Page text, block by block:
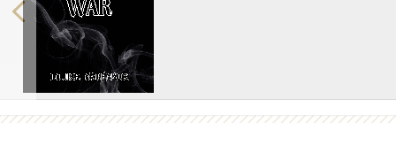
Previous